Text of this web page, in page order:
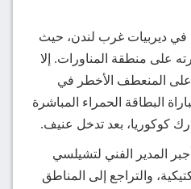
في ديربيات غرب لندن، حيث
منطقة المناورات. إلا
شاهدة على المنعطف الأخطر في
البطاقة الحمراء المباشرة
كوكوريا، بعد تدخل عنيف.
المدير الفني لتشيلسي
والتراجع إلى المناطق